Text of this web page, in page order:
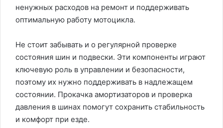
ненужных расходов на ремонт и поддерживать
оптимальную работу мотоцикла.
Не стоит забывать и о регулярной проверке
состояния шин и подвески. Эти компоненты играют
ключевую роль в управлении и безопасности,
поэтому их нужно поддерживать в надлежащем
состоянии. Прокачка амортизаторов и проверка
давления в шинах помогут сохранить стабильность
и комфорт при езде.